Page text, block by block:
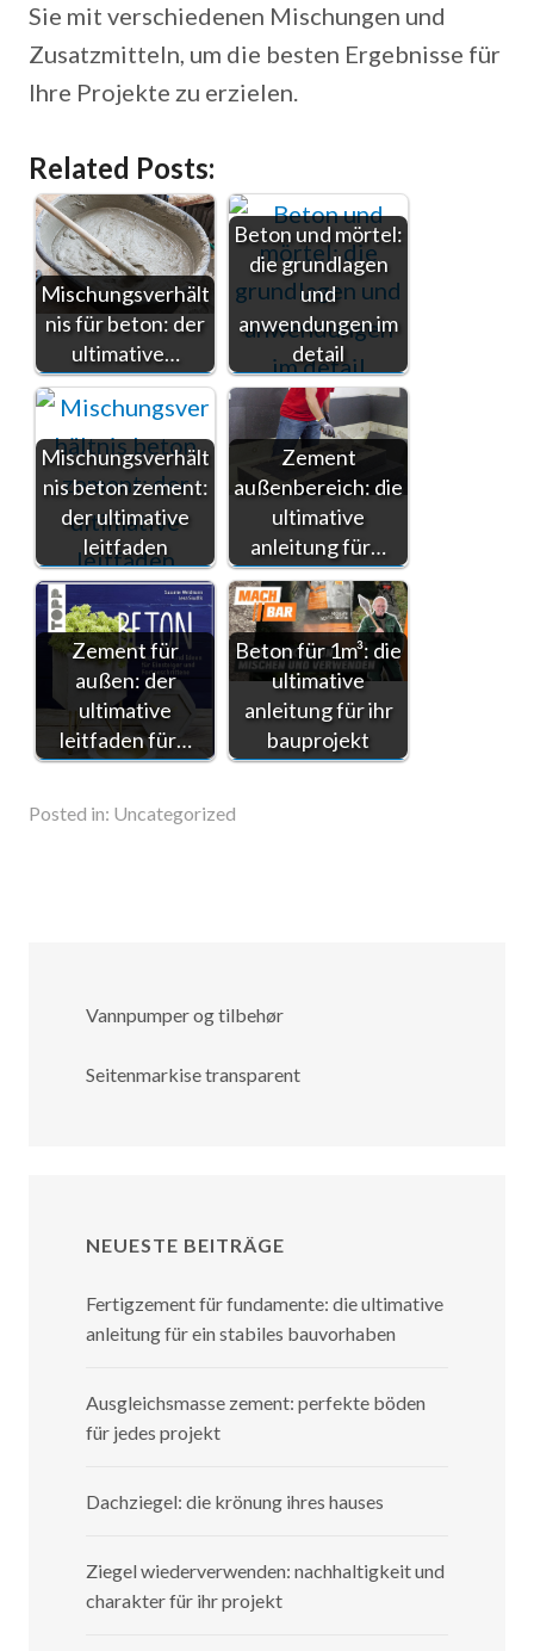
Sie mit verschiedenen Mischungen und
Zusatzmitteln, um die besten Ergebnisse für
Ihre Projekte zu erzielen.
Related Posts:
Mischungsverhält
nis für beton: der
ultimative…
Beton und mörtel:
die grundlagen
und
anwendungen im
detail
Mischungsverhält
nis beton zement:
der ultimative
leitfaden
Zement
außenbereich: die
ultimative
anleitung für…
Zement für
außen: der
ultimative
leitfaden für…
Beton für 1m³: die
ultimative
anleitung für ihr
bauprojekt
Posted in: Uncategorized
Vannpumper og tilbehør
Seitenmarkise transparent
NEUESTE BEITRÄGE
Fertigzement für fundamente: die ultimative
anleitung für ein stabiles bauvorhaben
Ausgleichsmasse zement: perfekte böden
für jedes projekt
Dachziegel: die krönung ihres hauses
Ziegel wiederverwenden: nachhaltigkeit und
charakter für ihr projekt